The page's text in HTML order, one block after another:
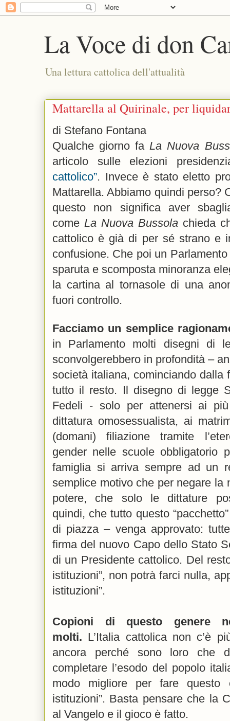
La Voce di don
Una lettura cattolica dell'attualità
Mattarella al Quirinale, per
di Stefano Fontana
Qualche giorno faLa Nuova
articolo sulle elezioni
cattolico”. Invece è stato eletto
Mattarella. Abbiamo quindi perso?
questo non significa aver
come La Nuova Bussola chieda
cattolico è già di per sé strano e
confusione. Che poi un
sparuta e scomposta minoranza
la cartina al tornasole di una
fuori controllo.
Facciamo un semplice
in Parlamento molti disegni di
sconvolgerebbero in profondità –
società italiana, cominciando dalla
tutto il resto. Il disegno di legge
Fedeli - solo per attenersi ai
dittatura omosessualista, ai
(domani) filiazione tramite
gender nelle scuole obbligatorio
famiglia si arriva sempre ad un
semplice motivo che per negare la
potere, che solo le dittature
quindi, che tutto questo
di piazza – venga approvato:
firma del nuovo Capo dello Stato
di un Presidente cattolico. Del
istituzioni”, non potrà farci nulla,
istituzioni”.
Copioni di questo genere
molti. L’Italia cattolica non c’è
ancora perché sono loro che
completare l’esodo del popolo
modo migliore per fare questo
istituzioni”. Basta pensare che la
al Vangelo e il gioco è fatto.